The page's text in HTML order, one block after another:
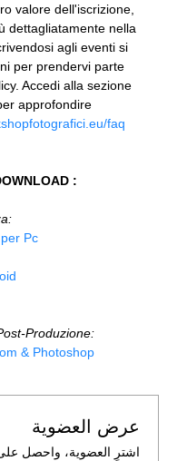
valore dell'iscrizione,
dettagliatamente nella
agli eventi si
per prendervi parte
Accedi alla sezione
approfondire
faq
:
Pc
Produzione:
& Photoshop
عرض العضوية
اشترِ العضوية، واحصل